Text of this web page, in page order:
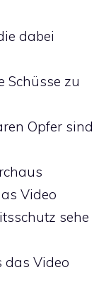
dabei
Schüsse zu
Opfer sind
Video
sehe
das Video